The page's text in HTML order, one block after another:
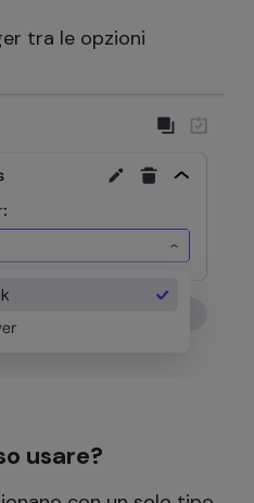
tra le opzioni
usare?